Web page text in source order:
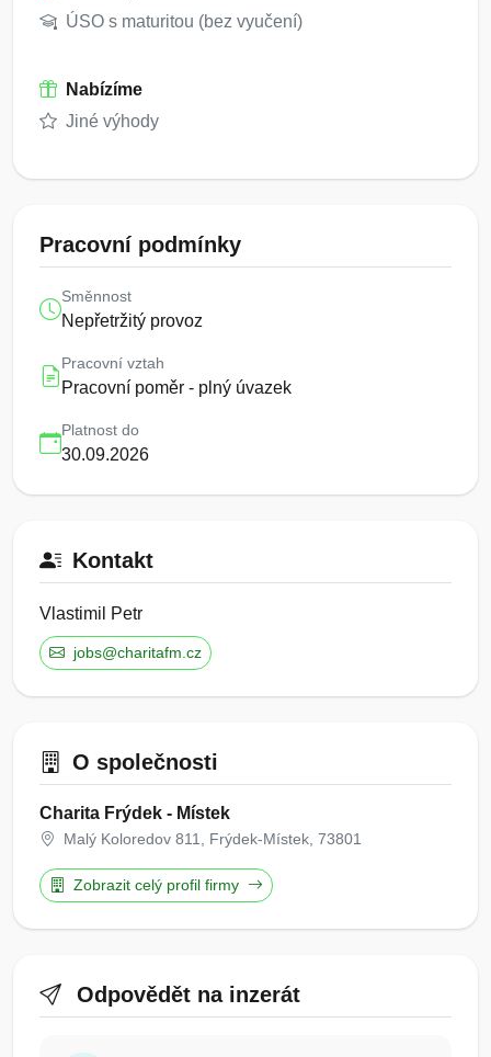
ÚSO s maturitou (bez vyučení)
Nabízíme
Jiné výhody
Pracovní podmínky
Směnnost
Nepřetržitý provoz
Pracovní vztah
Pracovní poměr - plný úvazek
Platnost do
30.09.2026
Kontakt
Vlastimil Petr
jobs@charitafm.cz
O společnosti
Charita Frýdek - Místek
Malý Koloredov 811, Frýdek-Místek, 73801
Zobrazit celý profil firmy
Odpovědět na inzerát